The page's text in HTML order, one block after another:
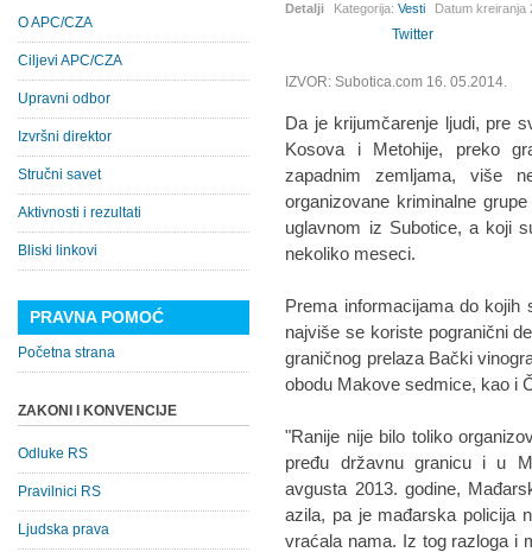
Detalji Kategorija:Vesti Datum kreiranja
Twitter
IZVOR: Subotica.com 16. 05.2014.
Da je krijumčarenje ljudi, pre
Kosova i Metohije, preko
zapadnim zemljama, više
organizovane kriminalne
uglavnom iz Subotice, a koji
nekoliko meseci.
Prema informacijama do kojih
najviše se koriste pogranični
graničnog prelaza Bački
obodu Makove sedmice, kao i
"Ranije nije bilo toliko
pređu državnu granicu i u
avgusta 2013. godine,
azila, pa je mađarska policija
vraćala nama. Iz tog razloga i
O APC/CZA
Ciljevi APC/CZA
Upravni odbor
Izvršni direktor
Stručni savet
Aktivnosti i rezultati
Bliski linkovi
PRAVNA POMOĆ
Početna strana
ZAKONI I KONVENCIJE
Odluke RS
Pravilnici RS
Ljudska prava